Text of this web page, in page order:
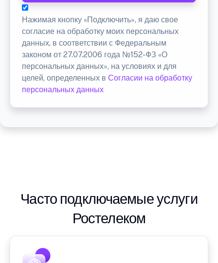
Нажимая кнопку «Подключить», я даю свое
согласие на обработку моих персональных
данных, в соответствии с Федеральным
законом от 27.07.2006 года №152-ФЗ «О
персональных данных», на условиях и для
целей, определенных в Согласии на обработку
персональных данных
Часто подключаемые услуги
Ростелеком